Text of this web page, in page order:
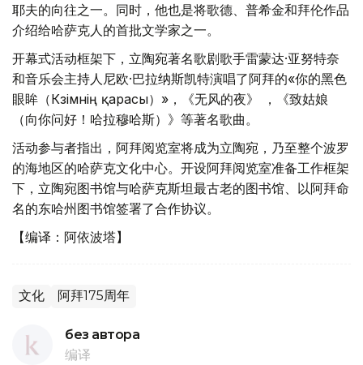
耶夫的向往之一。同时，他也是将歌德、普希金和拜伦作品
介绍给哈萨克人的首批文学家之一。
开幕式活动框架下，立陶宛著名歌剧歌手雷蒙达·亚努特奈
和音乐会主持人尼欧·巴拉纳斯凯特演唱了阿拜的«你的黑色
眼眸（Көзімнің қарасы）»，《无风的夜》 ，《致姑娘
（向你问好！哈拉穆哈斯）》等著名歌曲。
活动参与者指出，阿拜阅览室将成为立陶宛，乃至整个波罗
的海地区的哈萨克文化中心。开设阿拜阅览室准备工作框架
下，立陶宛图书馆与哈萨克斯坦最古老的图书馆、以阿拜命
名的东哈州图书馆签署了合作协议。
【编译：阿依波塔】
文化 阿拜175周年
без автора
编译